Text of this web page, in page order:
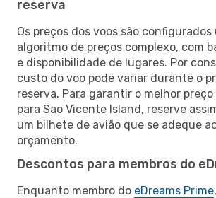
reserva
Os preços dos voos são configurados
algoritmo de preços complexo, com
e disponibilidade de lugares. Por
custo do voo pode variar durante o
reserva. Para garantir o melhor preço
para Sao Vicente Island, reserve
um bilhete de avião que se adeque
orçamento.
Descontos para membros do
Enquanto membro do eDreams Prime